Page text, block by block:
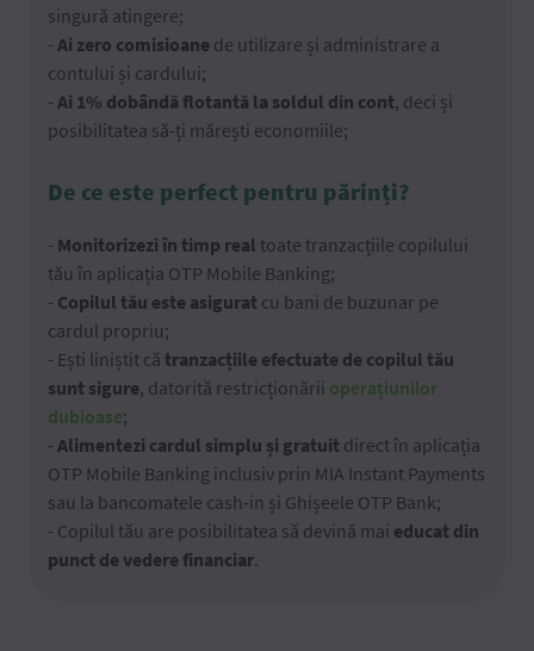
singură atingere;
- Ai zero comisioane de utilizare și administrare a
contului și cardului;
- Ai 1% dobândă flotantă la soldul din cont, deci și
posibilitatea să-ți mărești economiile;
De ce este perfect pentru părinți?
- Monitorizezi în timp real toate tranzacțiile copilului
tău în aplicația OTP Mobile Banking;
- Copilul tău este asigurat cu bani de buzunar pe
cardul propriu;
- Ești liniștit că tranzacțiile efectuate de copilul tău
sunt sigure, datorită restricționării operațiunilor
dubioase;
- Alimentezi cardul simplu și gratuit direct în aplicația
OTP Mobile Banking inclusiv prin MIA Instant Payments
sau la bancomatele cash-in și Ghișeele OTP Bank;
- Copilul tău are posibilitatea să devină mai educat din
punct de vedere financiar.